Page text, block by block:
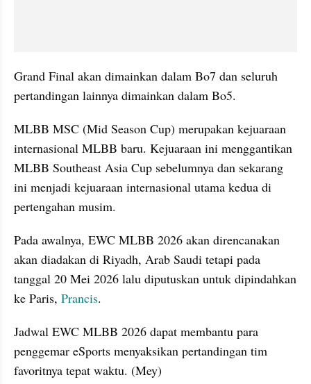
Grand Final akan dimainkan dalam Bo7 dan seluruh
pertandingan lainnya dimainkan dalam Bo5.
MLBB MSC (Mid Season Cup) merupakan kejuaraan
internasional MLBB baru. Kejuaraan ini menggantikan
MLBB Southeast Asia Cup sebelumnya dan sekarang
ini menjadi kejuaraan internasional utama kedua di
pertengahan musim.
Pada awalnya, EWC MLBB 2026 akan direncanakan
akan diadakan di Riyadh, Arab Saudi tetapi pada
tanggal 20 Mei 2026 lalu diputuskan untuk dipindahkan
ke Paris, Prancis.
Jadwal EWC MLBB 2026 dapat membantu para
penggemar eSports menyaksikan pertandingan tim
favoritnya tepat waktu. (Mey)